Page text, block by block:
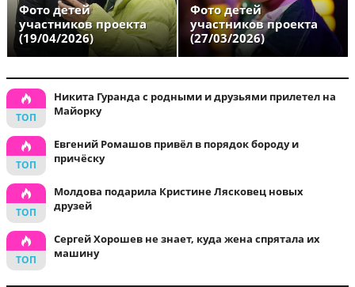
Фото детей
участников проекта
(19/04/2026)
Фото детей
участников проекта
(27/03/2026)
Никита Гуранда с родными и друзьями прилетел на
Майорку
Евгений Ромашов привёл в порядок бороду и
причёску
Молдова подарила Кристине Лясковец новых
друзей
Сергей Хорошев не знает, куда жена спрятала их
машину